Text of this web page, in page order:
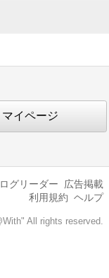
マイページ
グリーダー
広告掲載
利用規約 ヘルプ
All rights reserved.